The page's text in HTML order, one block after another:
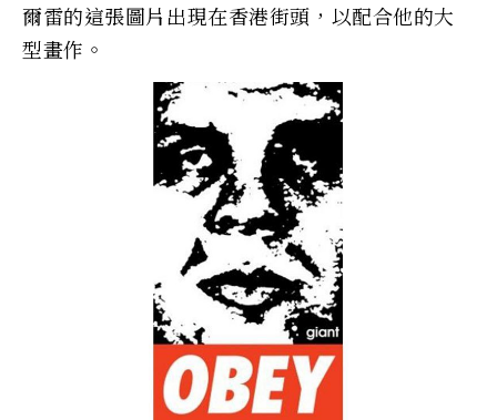
爾雷的這張圖片出現在香港街頭，以配合他的大
型畫作。